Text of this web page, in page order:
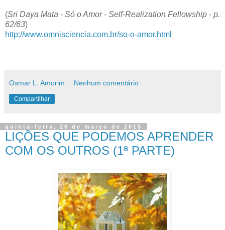
(Sri Daya Mata - Só o Amor - Self-Realization Fellowship - p.
62/63)
http://www.omnisciencia.com.br/so-o-amor.html
Osmar L. Amorim Nenhum comentário:
Compartilhar
quinta-feira, 26 de março de 2015
LIÇÕES QUE PODEMOS APRENDER
COM OS OUTROS (1ª PARTE)